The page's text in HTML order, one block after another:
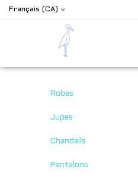
Français (CA)
Robes
Jupes
Chandails
Pantalons